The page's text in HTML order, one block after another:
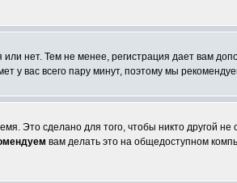
нет. Тем не менее, регистрация дает вам
у вас всего пару минут, поэтому мы
Это сделано для того, чтобы никто другой не
вам делать это на общедоступном